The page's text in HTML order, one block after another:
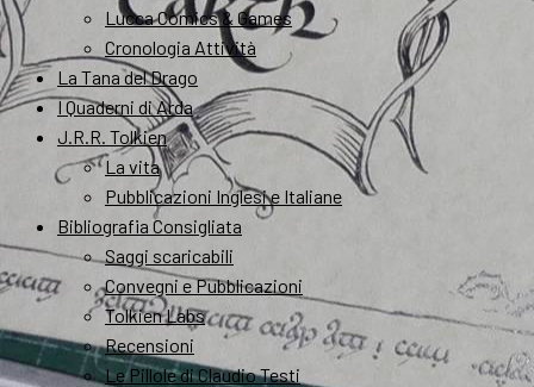
Lucca Comics & Games
Cronologia Attività
La Tana del Drago
I Quaderni di Arda
J.R.R. Tolkien
La vita
Pubblicazioni Inglesi e Italiane
Bibliografia Consigliata
Saggi scaricabili
Convegni e Pubblicazioni
Tolkien Labs
Recensioni
Le Pillole di Claudio Testi